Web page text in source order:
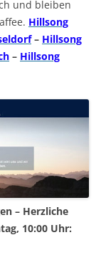
und bleiben
Hillsong
– Hillsong
– Hillsong
– Herzliche
10:00 Uhr: